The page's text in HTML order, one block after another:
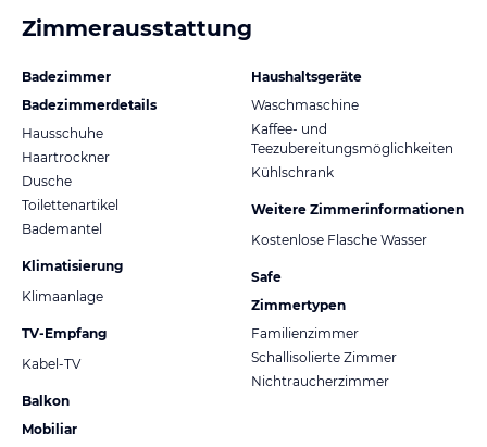
Zimmerausstattung
Badezimmer
Badezimmerdetails
Hausschuhe
Haartrockner
Dusche
Toilettenartikel
Bademantel
Klimatisierung
Klimaanlage
TV-Empfang
Kabel-TV
Balkon
Mobiliar
Haushaltsgeräte
Waschmaschine
Kaffee- und
Teezubereitungsmöglichkeiten
Kühlschrank
Weitere Zimmerinformationen
Kostenlose Flasche Wasser
Safe
Zimmertypen
Familienzimmer
Schallisolierte Zimmer
Nichtraucherzimmer